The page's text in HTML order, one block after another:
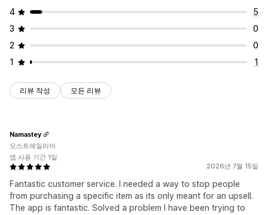
4
5
3
0
2
0
1
1
리뷰 작성 모든 리뷰
2026년 7월 15일
Fantastic customer service. I needed a way to stop people
from purchasing a specific item as its only meant for an upsell.
The app is fantastic. Solved a problem I have been trying to
Namastey
오스트레일리아
앱 사용 기간 1일